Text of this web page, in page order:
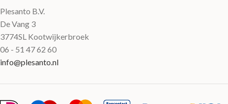
Plesanto B.V.
De Vang 3
3774SL Kootwijkerbroek
06 - 51 47 62 60
info@plesanto.nl